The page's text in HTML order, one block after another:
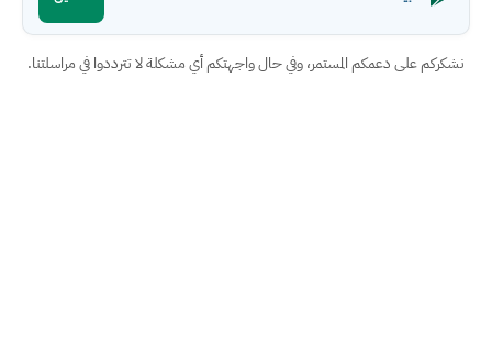
نشكركم على دعمكم المستمر، وفي حال واجهتكم أي مشكلة لا تترددوا في مراسلتنا.